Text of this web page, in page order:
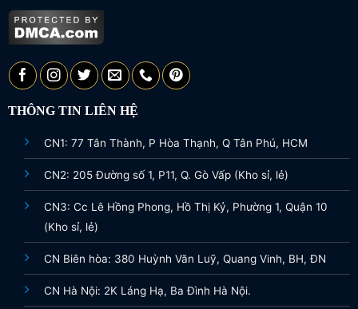
THÔNG TIN LIÊN HỆ
CN1: 77 Tân Thành, P Hòa Thạnh, Q Tân Phú, HCM
CN2: 205 Đường số 1, P11, Q. Gò Vấp (Kho sỉ, lẻ)
CN3: Cc Lê Hồng Phong, Hồ Thị Kỷ, Phường 1, Quận 10
(Kho sỉ, lẻ)
CN Biên hòa: 380 Huỳnh Văn Luỹ, Quang Vinh, BH, ĐN
CN Hà Nội: 2K Láng Hạ, Ba Đình Hà Nội.